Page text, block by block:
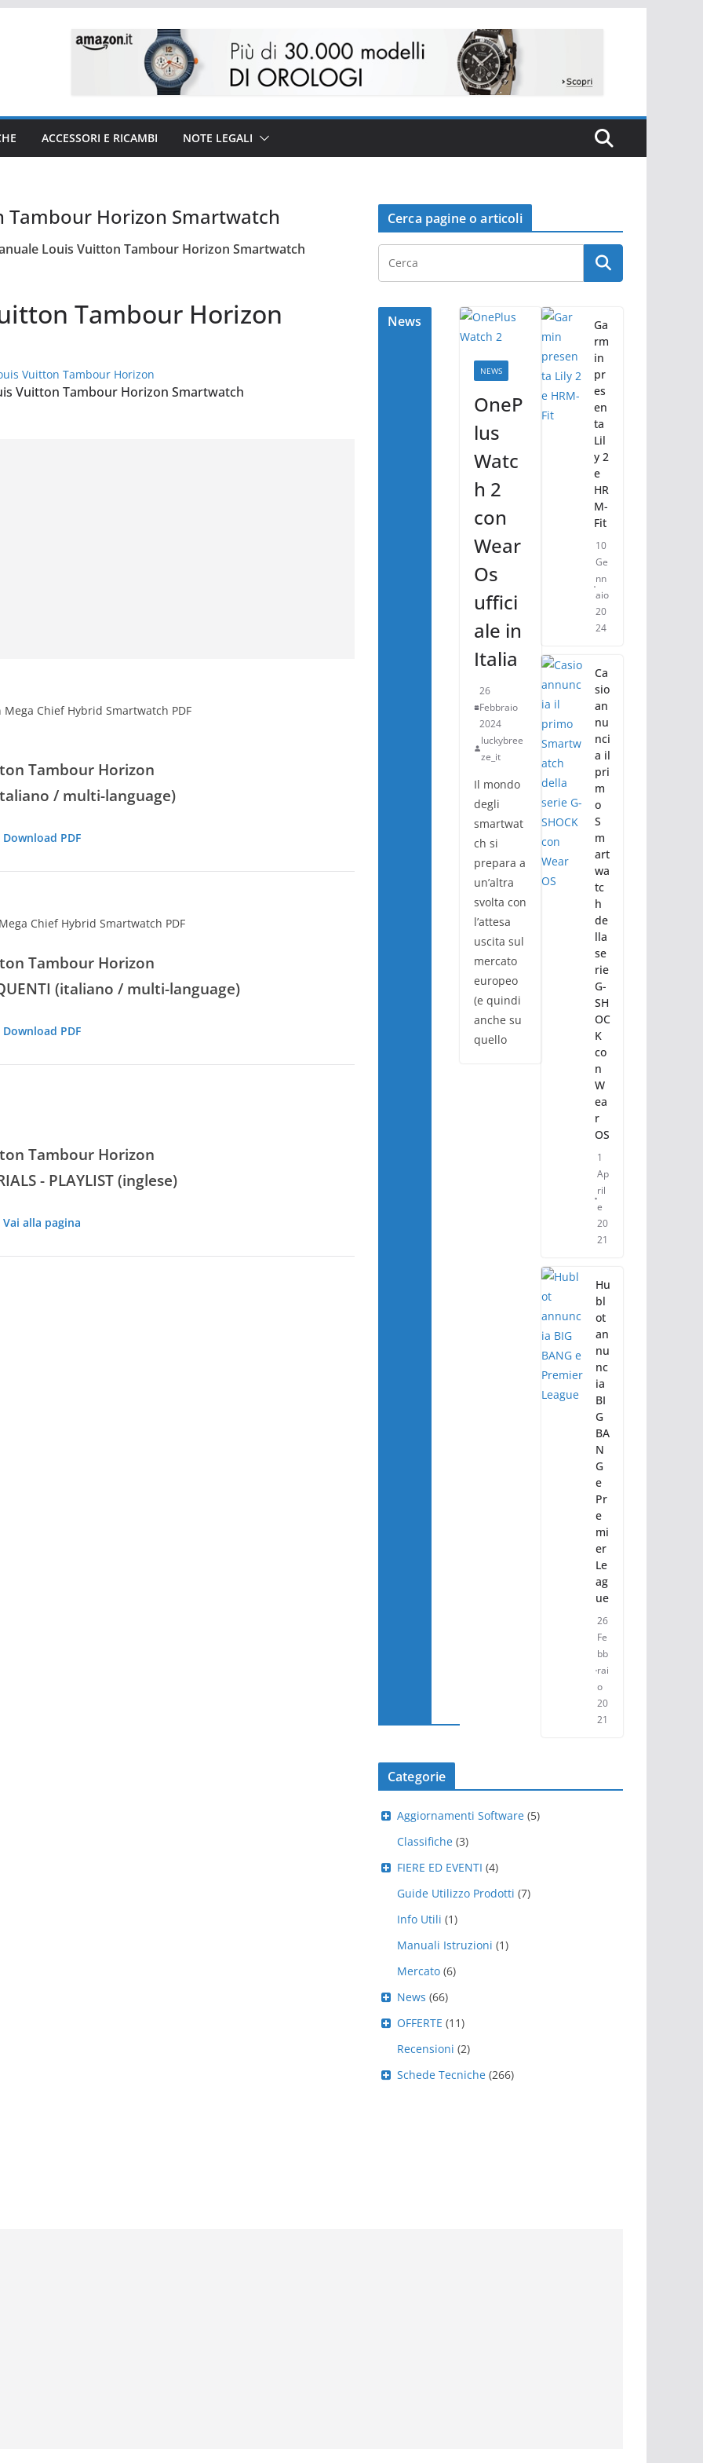
ACCESSORI E RICAMBI NOTE LEGALI
Tambour Horizon Smartwatch
Louis Vuitton Tambour Horizon Smartwatch
Tambour Horizon
Vuitton Tambour Horizon Smartwatch
Tambour Horizon
/ multi-language)
Download PDF
Tambour Horizon
(italiano / multi-language)
Download PDF
Tambour Horizon
- PLAYLIST (inglese)
Vai alla pagina
Cerca pagine o articoli
News
NEWS
OneP
lus
Watc
h 2
con
Wear
Os
uffici
ale in
Italia
26
Febbraio
2024
luckybree
ze_it
Il mondo
degli
smartwat
ch si
prepara a
un’altra
svolta con
l’attesa
uscita sul
mercato
europeo
(e quindi
anche su
quello
Ga
rm
in
pr
es
en
ta
Lil
y 2
e
HR
M-
Fit
10
Ge
nn
aio
20
24
Ca
sio
an
nu
nci
a il
pri
m
o
S
m
art
wa
tc
h
de
lla
se
rie
G-
SH
OC
K
co
n
W
ea
r
OS
1
Ap
ril
e
20
21
Hu
bl
ot
an
nu
nc
ia
BI
G
BA
N
G
e
Pr
e
mi
er
Le
ag
ue
26
Fe
bb
rai
o
20
21
Categorie
Aggiornamenti Software(5)
Classifiche(3)
FIERE ED EVENTI (4)
Guide Utilizzo Prodotti (7)
Info Utili (1)
Manuali Istruzioni (1)
Mercato(6)
News (66)
OFFERTE (11)
Recensioni (2)
Schede Tecniche(266)